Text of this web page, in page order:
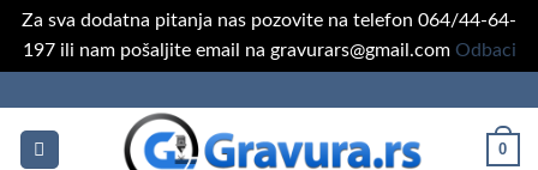
Za sva dodatna pitanja nas pozovite na telefon 064/44-64-
197 ili nam pošaljite email na gravurars@gmail.com Odbaci
content
0